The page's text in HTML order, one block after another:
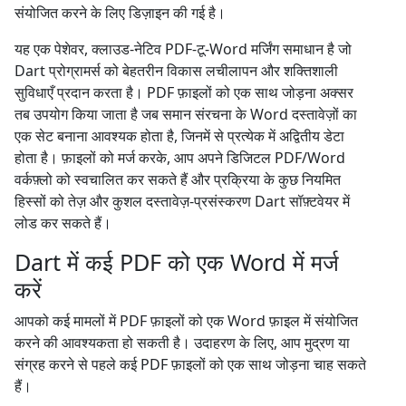
संयोजित करने के लिए डिज़ाइन की गई है।
यह एक पेशेवर, क्लाउड-नेटिव PDF-टू-Word मर्जिंग समाधान है जो
Dart प्रोग्रामर्स को बेहतरीन विकास लचीलापन और शक्तिशाली
सुविधाएँ प्रदान करता है। PDF फ़ाइलों को एक साथ जोड़ना अक्सर
तब उपयोग किया जाता है जब समान संरचना के Word दस्तावेज़ों का
एक सेट बनाना आवश्यक होता है, जिनमें से प्रत्येक में अद्वितीय डेटा
होता है। फ़ाइलों को मर्ज करके, आप अपने डिजिटल PDF/Word
वर्कफ़्लो को स्वचालित कर सकते हैं और प्रक्रिया के कुछ नियमित
हिस्सों को तेज़ और कुशल दस्तावेज़-प्रसंस्करण Dart सॉफ़्टवेयर में
लोड कर सकते हैं।
Dart में कई PDF को एक Word में मर्ज
करें
आपको कई मामलों में PDF फ़ाइलों को एक Word फ़ाइल में संयोजित
करने की आवश्यकता हो सकती है। उदाहरण के लिए, आप मुद्रण या
संग्रह करने से पहले कई PDF फ़ाइलों को एक साथ जोड़ना चाह सकते
हैं।